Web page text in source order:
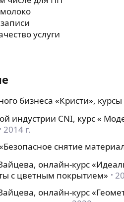
услуги
бизнеса «Кристи»,
индустрии CNI, курс «
2014 г.
снятие
онлайн-курс
с цветным покрытием»
онлайн-курс